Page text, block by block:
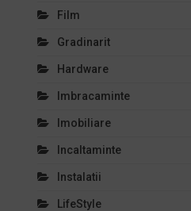
Film
Gradinarit
Hardware
Imbracaminte
Imobiliare
Incaltaminte
Instalatii
LifeStyle